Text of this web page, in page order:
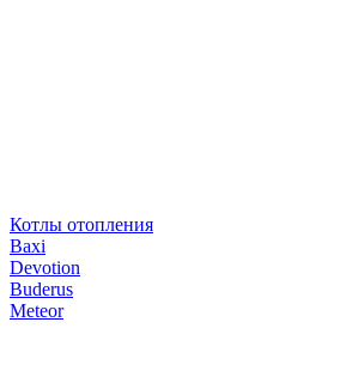
Котлы отопления
Baxi
Devotion
Buderus
Meteor